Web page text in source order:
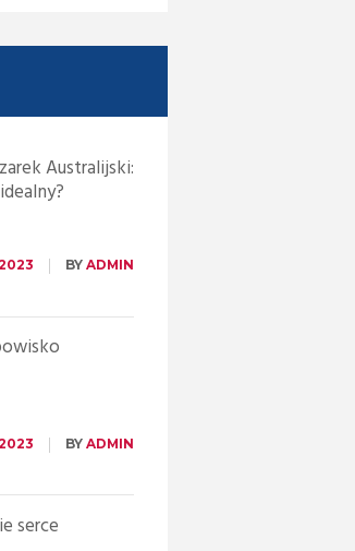
Australijski:
BY ADMIN
BY ADMIN
serce